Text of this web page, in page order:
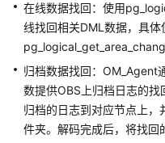
公
告
产
品
介
绍
在线数据找回：使用
线找回相关DML数据，具体
归档数据找回：OM_Agent
数提供OBS上归档日志的
归档的日志到对应节点上
件夹。解码完成后，将找回